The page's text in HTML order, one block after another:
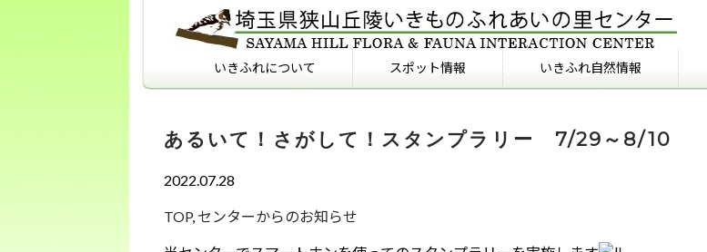
いきふれについて スポット情報 いきふれ自然情報
あるいて！さがして！スタンプラリー 7/29～8/10
2022.07.28
TOP, センターからのお知らせ